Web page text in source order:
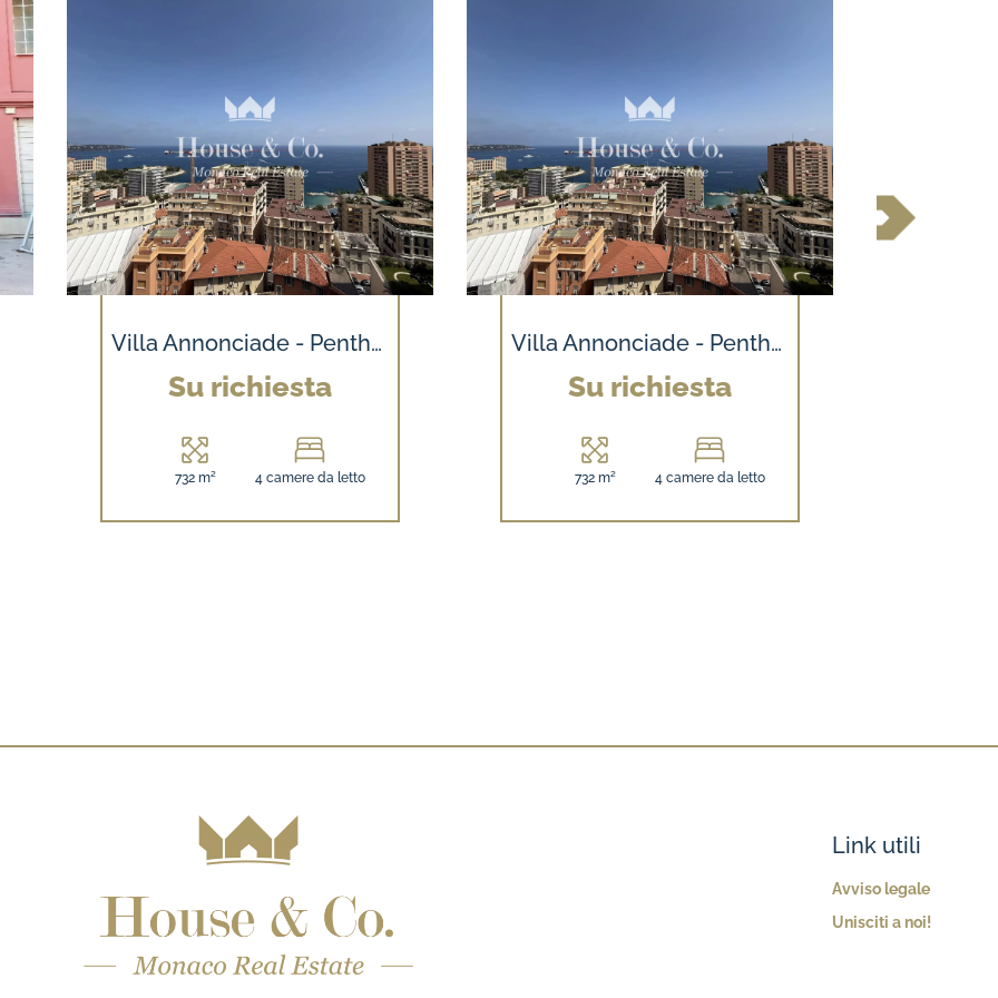
Villa Annonciade - Penthouse Sole - Attico esclusivo con rooftop, jacuzzi e vista panoramica sul mare
Su richiesta
732 m² 4 camere da letto
Villa Annonciade - Penthouse Sole - Attico esclusivo con rooftop, jacuzzi e vista panoramica sul mare
Su richiesta
732 m² 4 camere da letto
Link utili
Avviso legale
Unisciti a noi!